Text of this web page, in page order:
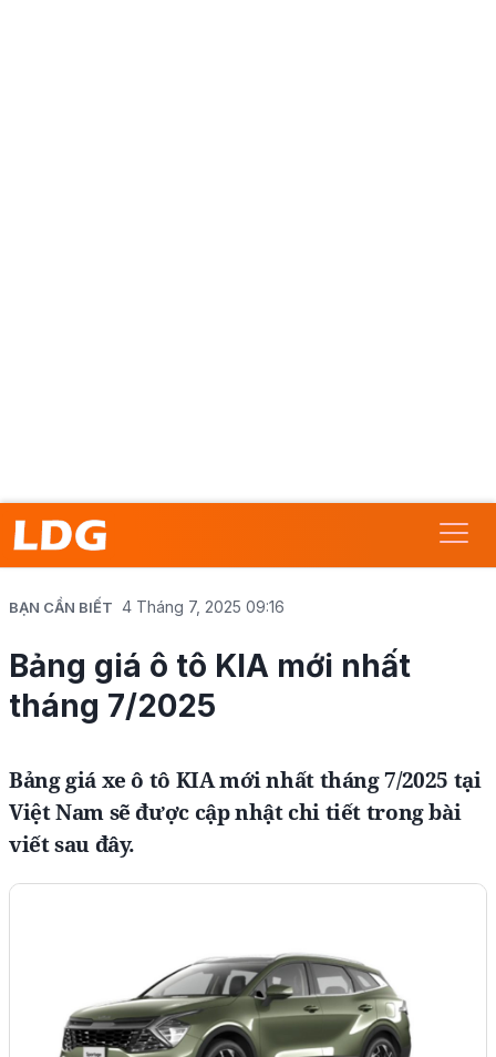
BẠN CẦN BIẾT 4 Tháng 7, 2025 09:16
Bảng giá ô tô KIA mới nhất
tháng 7/2025
Bảng giá xe ô tô KIA mới nhất tháng 7/2025 tại
Việt Nam sẽ được cập nhật chi tiết trong bài
viết sau đây.